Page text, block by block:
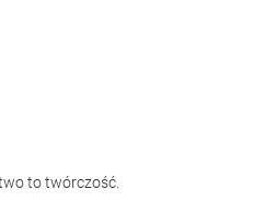
to twórczość.